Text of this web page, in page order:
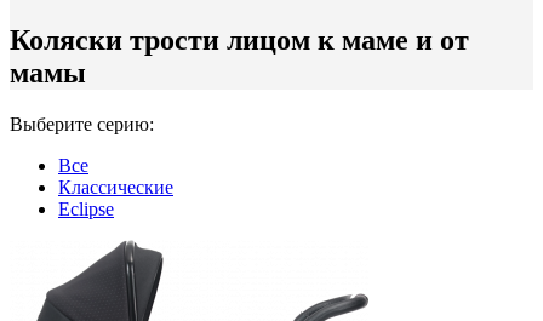
Коляски трости лицом к маме и от
мамы
Выберите серию:
Все
Классические
Eclipse